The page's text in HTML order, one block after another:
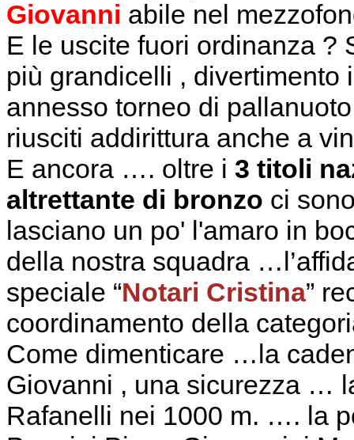
Giovanni abile nel
E le uscite fuori ordinanza ?
più grandicelli ,
annesso torneo di
riusciti addirittura anche a
E ancora …. oltre i 3 titoli
altrettante di bronzo ci
lasciano un po' l'amaro in
della nostra squadra
speciale “Notari Cristina”
coordinamento della
Come dimenticare …la
Giovanni , una sicurezza …
Rafanelli nei 1000 m. …. la